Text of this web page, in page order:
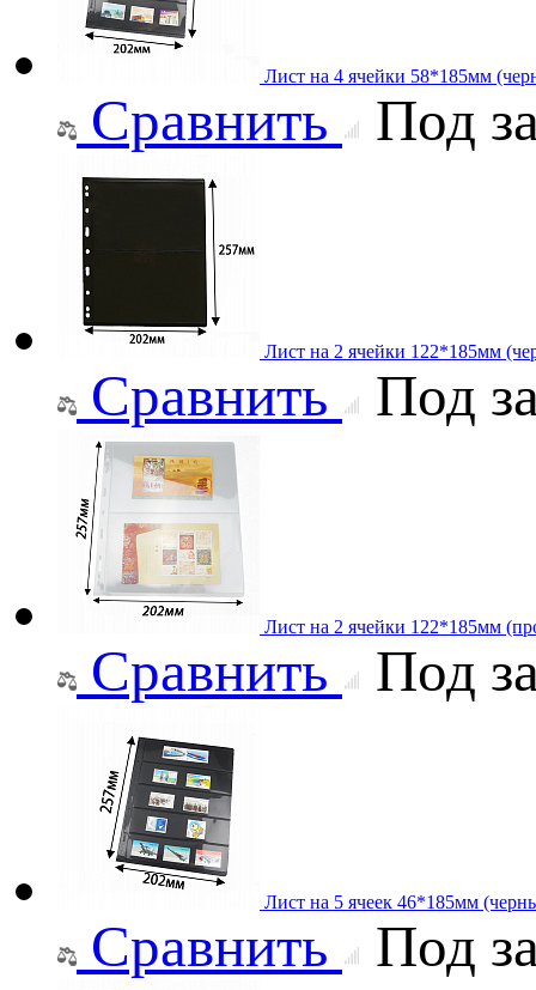
Лист на 4 ячейки 58*185мм
Сравнить Под
Лист на 2 ячейки 122*185мм
Сравнить Под
Лист на 2 ячейки 122*185мм
Сравнить Под
Лист на 5 ячеек 46*185мм
Сравнить Под